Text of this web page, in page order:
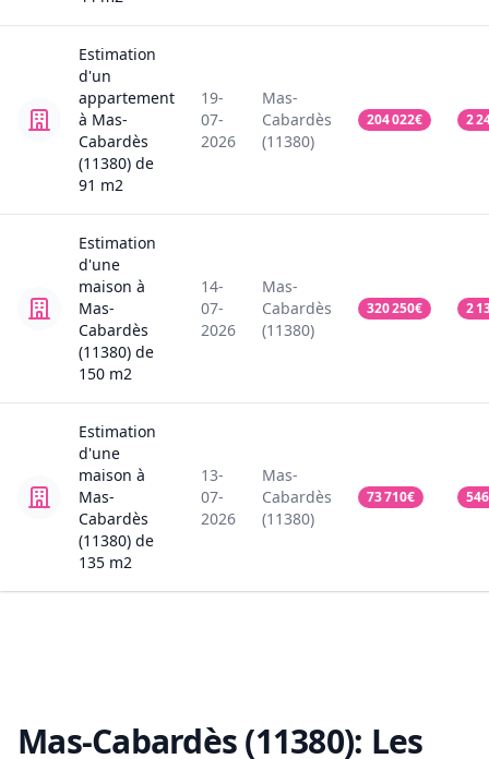
Estimation
d'un
appartement
à Mas-
Cabardès
(11380) de
91 m2
19-
07-
2026
Mas-
Cabardès
(11380)
204 022€ 2
Estimation
d'une
maison à
Mas-
Cabardès
(11380) de
150 m2
14-
07-
2026
Mas-
Cabardès
(11380)
320 250€ 2
Estimation
d'une
maison à
Mas-
Cabardès
(11380) de
135 m2
13-
07-
2026
Mas-
Cabardès
(11380)
73 710€ 546
Mas-Cabardès (11380): Les